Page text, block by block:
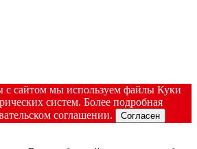
с сайтом мы используем файлы Куки
систем. Более подробная
соглашении.
Согласен